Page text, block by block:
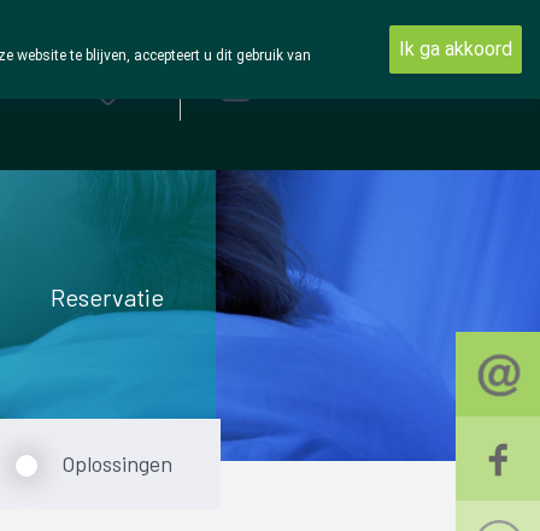
Reservatie
Oplossingen
website te blijven, accepteert u dit gebruik van Ik ga akkoord